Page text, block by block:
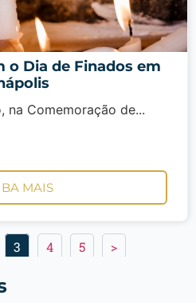
o Dia de Finados em
na Comemoração de...
MAIS
3 4 5 >